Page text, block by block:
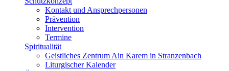
Kontakt und Ansprechpersonen
Prävention
Intervention
Termine
Spiritualität
Geistliches Zentrum Ain Karem in Stranzenbach
Liturgischer Kalender